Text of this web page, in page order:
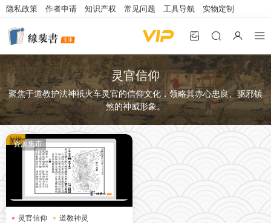
隐私政策 作者申请 知识产权 常见问题 工具导航 实物定制
灵官信仰
聚焦于道教护法神祇火车灵官的信仰文化，领略其赤心忠良、驱邪镇
煞的神威形象。
资源集市
灵官信仰
道教神灵
VIP